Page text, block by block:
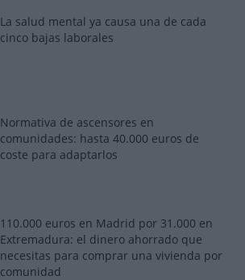
La salud mental ya causa una de cada
cinco bajas laborales
Normativa de ascensores en
comunidades: hasta 40.000 euros de
coste para adaptarlos
110.000 euros en Madrid por 31.000 en
Extremadura: el dinero ahorrado que
necesitas para comprar una vivienda por
comunidad